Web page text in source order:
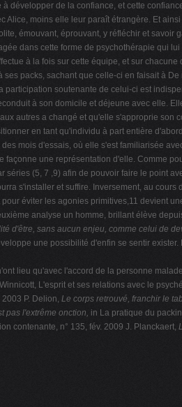
développer de la confiance, et cette
moins elle leur paraît étrangère. Et
émouvant, éprouvant, y réfléchir et savoir
dans cette forme de psychothérapie qui
à la fois sur cette équipe, et sur
packs, sachant que celle-ci en faisait à
soutenante de celui-ci est
à son domicile et déjeune avec elle.
autres a changé et qu'elle s'approprie son
en tant qu'individu à part entière
mois d'essais, où elle s'est familiarisée
une représentation d'elle. Comme
(5, 7 ,9) afin de pouvoir faire le point
s'installer et suffire. Inversement, au cours
éviter les agonies primitives,11 devient
analyse un homme, brillant élève
d'être, sans aucun enjeu, comme celui de
une possibilité d'enfin se sentir
lieu qu'avec l'accord de la personne
L'esprit et ses relations avec le
P. Delion, Le corps retrouvé, franchir le
pas l'extrême onction, in La pratique du
contenante, n° 135, fév. 2009 J. Planckaert,